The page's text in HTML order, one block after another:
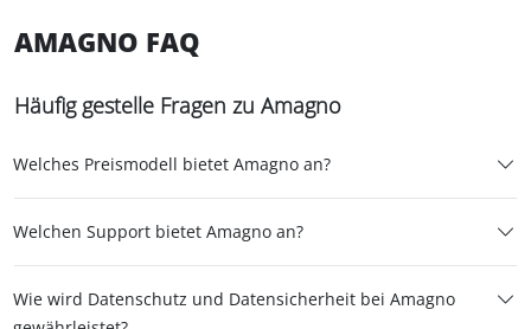
AMAGNO FAQ
Häufig gestelle Fragen zu Amagno
Welches Preismodell bietet Amagno an?
Welchen Support bietet Amagno an?
Wie wird Datenschutz und Datensicherheit bei Amagno